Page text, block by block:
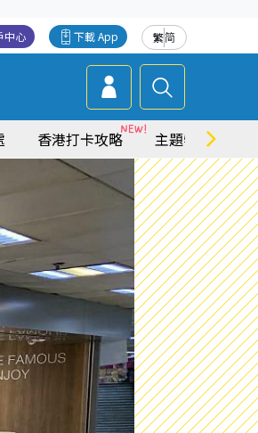
繁简
下載 App
中心
香港打卡攻略 主題特集